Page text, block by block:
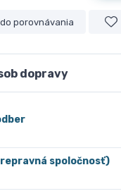
porovnávania
dopravy
spoločnosť)